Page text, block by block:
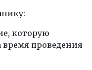
которую
время проведения